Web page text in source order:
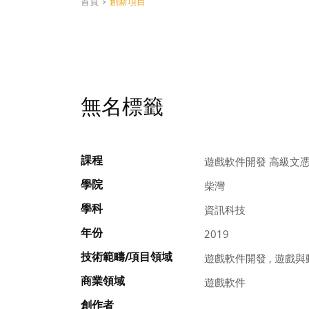
無名標籤
課程 遊戲軟件開發 高級文
學院 柴灣
學科 資訊科技
年份 2019
技術範疇/項目領域 遊戲軟件開發 , 遊戲與
商業領域 遊戲軟件
創作者